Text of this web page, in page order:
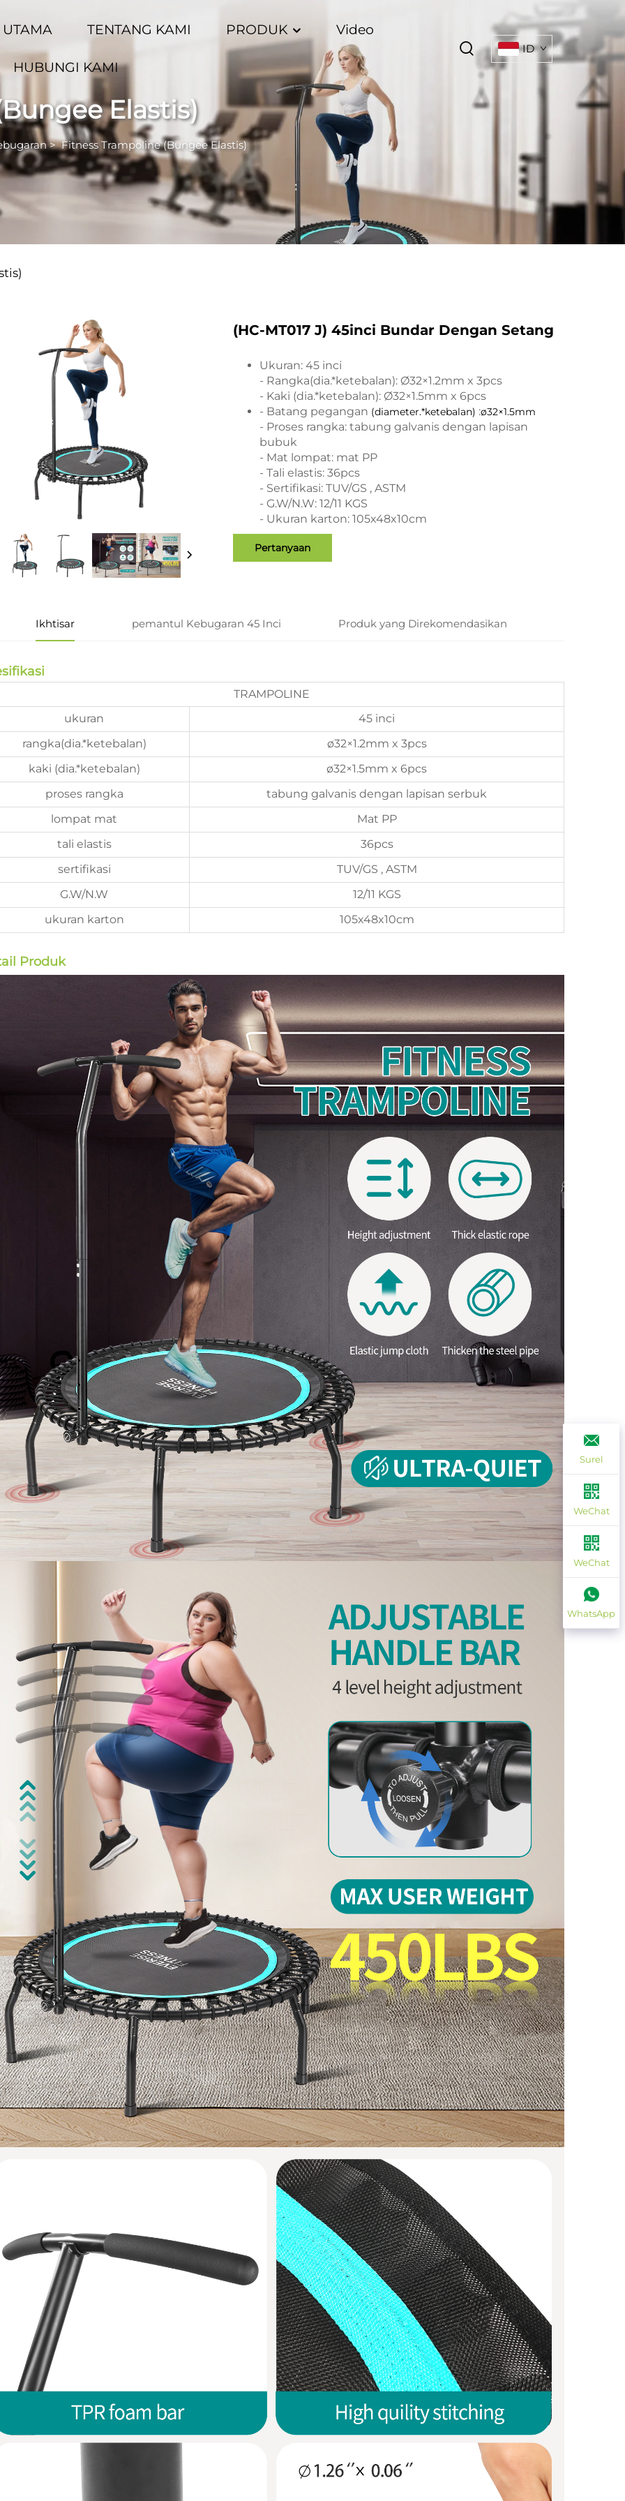
TENTANG KAMI PRODUK Video
HUBUNGI KAMI
ID
Elastis)
>Fitness Trampoline (Bungee Elastis)
(HC-MT017 J) 45inci Bundar Dengan Setang
Ukuran: 45 inci
- Rangka(dia.*ketebalan): Ø32×1.2mm x 3pcs
- Kaki (dia.*ketebalan): Ø32×1.5mm x 6pcs
- Batang pegangan (diameter.*ketebalan) :ø32×1.5mm
- Proses rangka: tabung galvanis dengan lapisan
bubuk
- Mat lompat: mat PP
- Tali elastis: 36pcs
- Sertifikasi: TUV/GS , ASTM
- G.W/N.W: 12/11 KGS
- Ukuran karton: 105x48x10cm
Pertanyaan
Ikhtisar pemantul Kebugaran 45 Inci Produk yang Direkomendasikan
TRAMPOLINE
ukuran
45 inci
rangka(dia.*ketebalan)
ø32×1.2mm x 3pcs
kaki (dia.*ketebalan)
ø32×1.5mm x 6pcs
proses rangka
tabung galvanis dengan lapisan serbuk
lompat mat
Mat PP
tali elastis
36pcs
sertifikasi
TUV/GS , ASTM
G.W/N.W
12/11 KGS
ukuran karton
105x48x10cm
Produk
Surel
WeChat
WeChat
WhatsApp